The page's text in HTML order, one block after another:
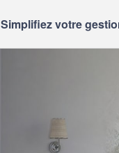
Simplifiez votre